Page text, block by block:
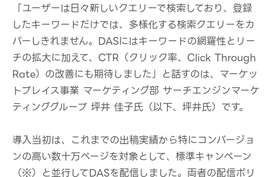
「ユーザーは日々新しいクエリーで検索しており、登録
したキーワードだけでは、多様化する検索クエリーをカ
バーしきれません。DASにはキーワードの網羅性とリー
チの拡大に加えて、CTR（クリック率、Click Through
Rate）の改善にも期待しました」と話すのは、マーケッ
トプレイス事業 マーケティング部 サーチエンジンマーケ
ティンググループ 坪井 佳子氏（以下、坪井氏）です。
導入当初は、これまでの出稿実績から特にコンバージョ
ンの高い数十万ページを対象として、標準キャンペーン
（※）と並行してDASを配信しました。両者の配信ボリ